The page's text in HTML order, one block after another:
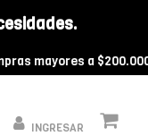
a $200.000 🔥
INGRESAR